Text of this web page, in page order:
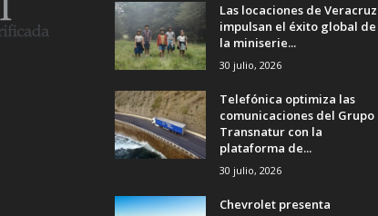
Las locaciones de Veracruz
impulsan el éxito global de
la miniserie...
30 julio, 2026
Telefónica optimiza las
comunicaciones del Grupo
Transnatur con la
plataforma de...
30 julio, 2026
Chevrolet presenta